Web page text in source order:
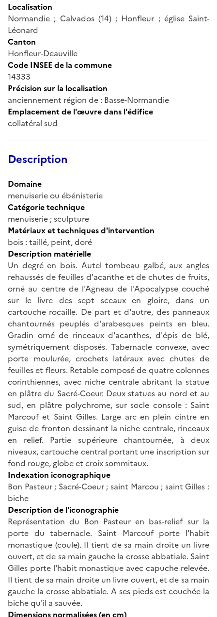
Localisation
Normandie ; Calvados (14) ; Honfleur ; église Saint-
Léonard
Canton
Honfleur-Deauville
Code INSEE de la commune
14333
Précision sur la localisation
anciennement région de : Basse-Normandie
Emplacement de l'œuvre dans l'édifice
collatéral sud
Description
Domaine
menuiserie ou ébénisterie
Catégorie technique
menuiserie ; sculpture
Matériaux et techniques d'intervention
bois : taillé, peint, doré
Description matérielle
Un degré en bois. Autel tombeau galbé, aux angles
rehaussés de feuilles d'acanthe et de chutes de fruits,
orné au centre de l'Agneau de l'Apocalypse couché
sur le livre des sept sceaux en gloire, dans un
cartouche rocaille. De part et d'autre, des panneaux
chantournés peuplés d'arabesques peints en bleu.
Gradin orné de rinceaux d'acanthes, d'épis de blé,
symétriquement disposés. Tabernacle convexe, avec
porte moulurée, crochets latéraux avec chutes de
feuilles et fleurs. Retable composé de quatre colonnes
corinthiennes, avec niche centrale abritant la statue
en plâtre du Sacré-Coeur. Deux statues au nord et au
sud, en plâtre polychrome, sur socle console : Saint
Marcouf et Saint Gilles. Large arc en plein cintre en
guise de fronton dessinant la niche centrale, rinceaux
en relief. Partie supérieure chantournée, à deux
niveaux, cartouche central portant une inscription sur
fond rouge, globe et croix sommitaux.
Indexation iconographique
Bon Pasteur ; Sacré-Coeur ; saint Marcou ; saint Gilles :
biche
Description de l'iconographie
Représentation du Bon Pasteur en bas-relief sur la
porte du tabernacle. Saint Marcouf porte l'habit
monastique (coule). Il tient de sa main droite un livre
ouvert, et de sa main gauche la crosse abbatiale. Saint
Gilles porte l'habit monastique avec capuche relevée.
Il tient de sa main droite un livre ouvert, et de sa main
gauche la crosse abbatiale. A ses pieds est couchée la
biche qu'il a sauvée.
Dimensions normalisées (en cm)